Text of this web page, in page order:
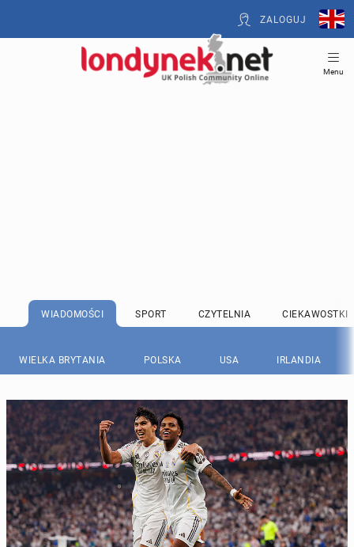
ZALOGUJ
Menu
WIADOMOŚCI SPORT CZYTELNIA CIEKAWOSTKI
WIELKA BRYTANIA POLSKA USA IRLANDIA